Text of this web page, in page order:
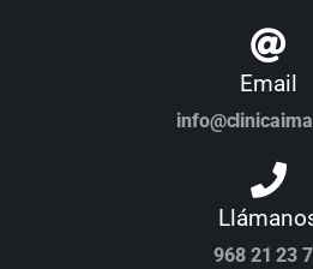
Email
968 21 23